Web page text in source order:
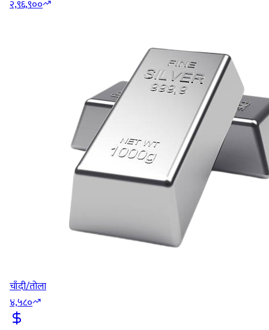
२,९६,९००
चाँदी/तोला
४,५८०